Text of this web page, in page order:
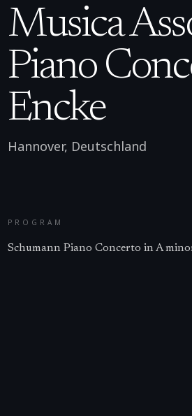
Musica
Piano
Encke
Hannover, Deutschland
PROGRAM
Schumann Piano Concerto in A